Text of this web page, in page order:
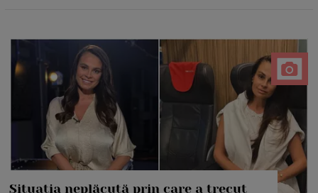
Situația neplăcută prin care a trecut